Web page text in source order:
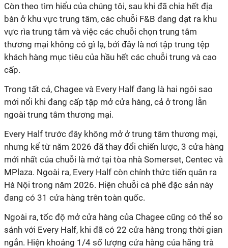
Còn theo tìm hiểu của chúng tôi, sau khi đã chia hết địa
bàn ở khu vực trung tâm, các chuỗi F&B đang dạt ra khu
vực rìa trung tâm và việc các chuỗi chọn trung tâm
thương mại không có gì lạ, bởi đây là nơi tập trung tệp
khách hàng mục tiêu của hầu hết các chuỗi trung và cao
cấp.
Trong tất cả, Chagee và Every Half đang là hai ngôi sao
mới nổi khi đang cấp tập mở cửa hàng, cả ở trong lẫn
ngoài trung tâm thương mại.
Every Half trước đây không mở ở trung tâm thương mại,
nhưng kể từ năm 2026 đã thay đổi chiến lược, 3 cửa hàng
mới nhất của chuỗi là mở tại tòa nhà Somerset, Centec và
MPlaza. Ngoài ra, Every Half còn chính thức tiến quân ra
Hà Nội trong năm 2026. Hiện chuỗi cà phê đặc sản này
đang có 31 cửa hàng trên toàn quốc.
Ngoài ra, tốc độ mở cửa hàng của Chagee cũng có thể so
sánh với Every Half, khi đã có 22 cửa hàng trong thời gian
ngắn. Hiện khoảng 1/4 số lượng cửa hàng của hãng trà